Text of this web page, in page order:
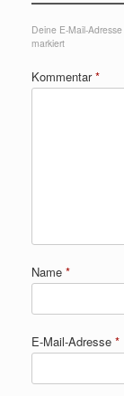
Deine E-Mail-
markiert
Kommentar*
Name *
E-Mail-Adresse *